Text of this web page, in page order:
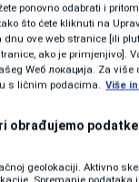
u
i pokazale
evropskih
ponovno odabrati i
što ćete kliknuti na
ove web stranice [ili
ako je primjenjivo].
Wеб локација. Za više
s ličnim podacima. Više
obrađujemo
geolokaciji. Aktivno
Spremanje podataka